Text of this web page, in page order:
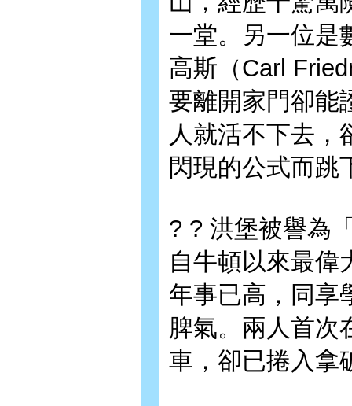
一堂。另一位是
高斯（Carl
要離開家門卻能
人就活不下去，
閃現的公式而跳
? ? 洪堡被譽為
自牛頓以來最偉
年事已高，同享
脾氣。兩人首次
車，卻已捲入拿